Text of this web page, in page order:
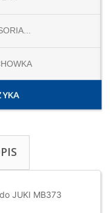
JUKI MB373